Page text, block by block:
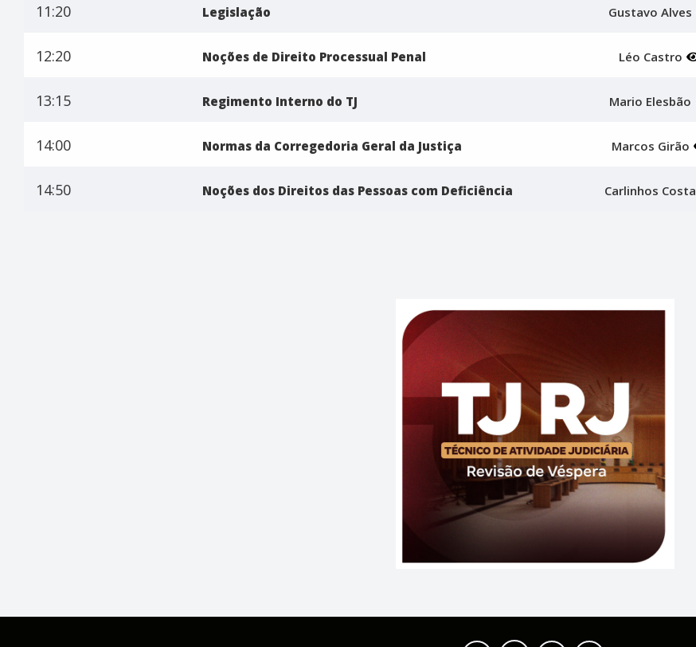
11:20 Legislação Gustavo Alves
12:20 Noções de Direito Processual Penal Léo Castro
13:15 Regimento Interno do TJ Mario Elesbão
14:00 Normas da Corregedoria Geral da Justiça Marcos Girão
14:50 Noções dos Direitos das Pessoas com Deficiência Carlinhos Costa